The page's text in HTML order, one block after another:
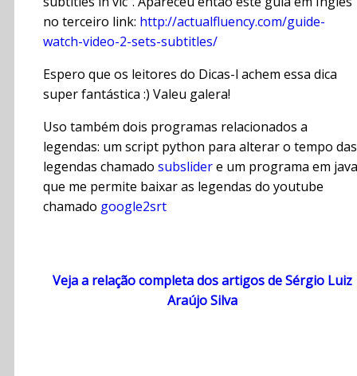
no terceiro link: http://actualfluency.com/guide-
watch-video-2-sets-subtitles/
Espero que os leitores do Dicas-l achem essa dica
super fantástica :) Valeu galera!
Uso também dois programas relacionados a
legendas: um script python para alterar o tempo das
legendas chamado subslidere um programa em java
que me permite baixar as legendas do youtube
chamado google2srt
Veja a relação completa dos artigos de Sérgio Luiz
Araújo Silva